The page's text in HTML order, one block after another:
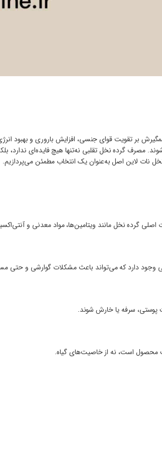
بر تقویت قوای جنسی، افزایش باروری و بهبود
مصرف گرده نخل تقلبی نه‌تنها هیچ فایده‌ای ندارد،
نات لاین اصل به‌عنوان یک انتخاب مطمئن می‌پردازیم.
گرده نخل مانند ویتامین‌ها، مواد معدنی و
وجود دارد که می‌تواند باعث مشکلات گوارشی و حتی
سرفه یا خارش شوند.
محصول است، نه از خاصیت‌های گیاه.